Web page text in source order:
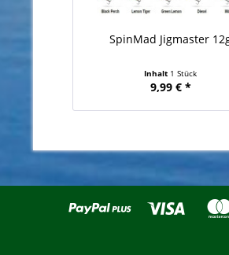
SpinMad Jigmaster
Inhalt 1 Stück
9,99 € *